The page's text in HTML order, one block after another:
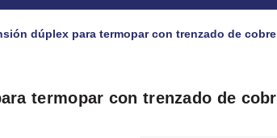
dúplex para termopar con trenzado de cobre
termopar con trenzado de